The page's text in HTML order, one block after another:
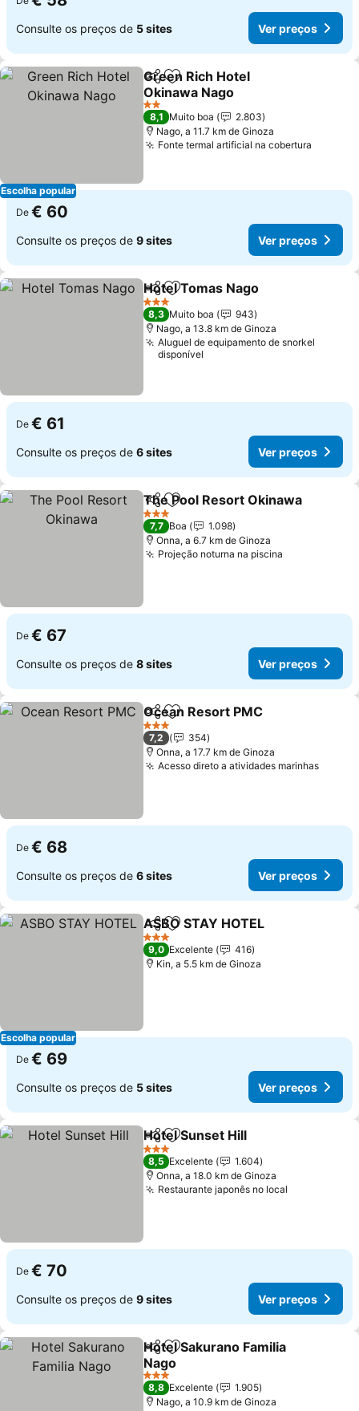
Consulte os preços de 5 sites Ver preços
Escolha popular
PartilharAdicionar aos favoritos
Green Rich Hotel
Okinawa Nago
Ver preços
2 Estrelas
8,1 Muito boa
2.803
Nago, a 11.7 km de Ginoza
Fonte termal artificial na cobertura
De € 60
Consulte os preços de 9 sites Ver preços
PartilharAdicionar aos favoritos
Hotel Tomas Nago
3 Estrelas
8,3 Muito boa
943
Nago, a 13.8 km de Ginoza
Aluguel de equipamento de snorkel
disponível
De € 61
Consulte os preços de 6 sites Ver preços
PartilharAdicionar aos favoritos
The Pool Resort Okinawa
3 Estrelas
7,7 Boa
1.098
Onna, a 6.7 km de Ginoza
Projeção noturna na piscina
De € 67
Consulte os preços de 8 sites Ver preços
PartilharAdicionar aos favoritos
Ocean Resort PMC
3 Estrelas
7,2
354
Onna, a 17.7 km de Ginoza
Acesso direto a atividades marinhasVer
De € 68
Consulte os preços de 6 sites Ver preços
Escolha popular
PartilharAdicionar aos favoritos
ASBO STAY HOTEL
3 Estrelas
9,0 Excelente
416
Kin, a 5.5 km de Ginoza
De € 69
Consulte os preços de 5 sites Ver preços
PartilharAdicionar aos favoritos
Hotel Sunset Hill
3 Estrelas
8,5 Excelente
1.604
Onna, a 18.0 km de Ginoza
Restaurante japonês no local
De € 70
Consulte os preços de 9 sites Ver preços
PartilharAdicionar aos favoritos
Hotel Sakurano Familia
Nago
Ver preços
3 Estrelas
8,8 Excelente
1.905
Nago, a 10.9 km de Ginoza